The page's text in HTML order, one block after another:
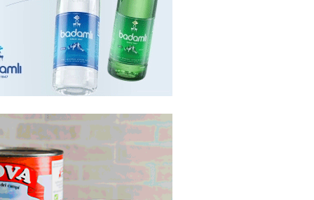
Xəzər Fərhadov ilə bağlı
- 13:15 76
Media və Yayım Şurası
- 13:00